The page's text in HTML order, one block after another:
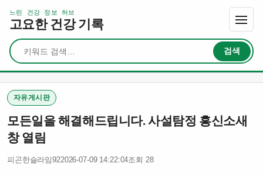
느린 건강 정보 허브
고요한 건강 기록
검색
검색
자유게시판
모든일을 해결해드립니다. 사설탐정 흥신소새
창 열림
피곤한슬라임922026-07-09 14:22:04조회 28